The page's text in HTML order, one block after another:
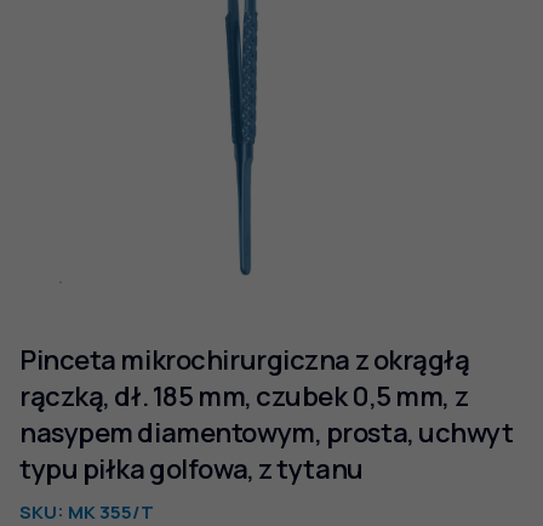
Pinceta mikrochirurgiczna z okrągłą
rączką, dł. 185 mm, czubek 0,5 mm, z
nasypem diamentowym, prosta, uchwyt
typu piłka golfowa, z tytanu
SKU: MK 355/T